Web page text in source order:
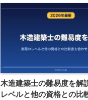
木造建築士の難易度を解
レベルと他の資格との比